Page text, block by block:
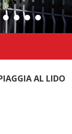
AL LIDO